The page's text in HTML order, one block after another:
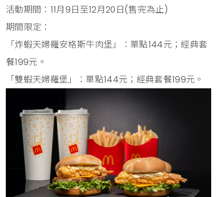
活動期間：11月9日至12月20日(售完為止)
期間限定：
「炸蝦天婦羅安格斯牛肉堡」：單點144元；經典套
餐199元。
「雙蝦天婦羅堡」：單點144元；經典套餐199元。